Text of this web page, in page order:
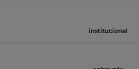
institucional